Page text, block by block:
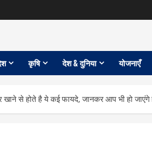
कृषि देश & दुनिया योजनाएँ
से होते है ये कई फायदे, जानकर आप भी हो जाएंगे